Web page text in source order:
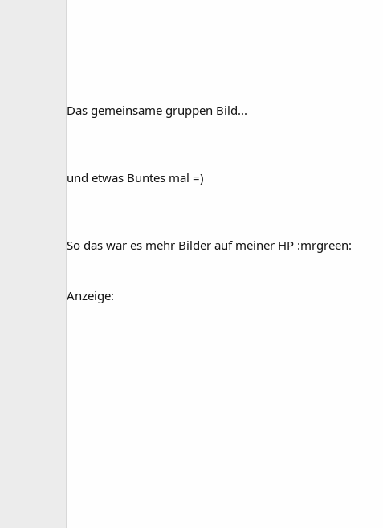
Das gemeinsame gruppen Bild...
und etwas Buntes mal =)
So das war es mehr Bilder auf meiner HP :mrgreen:
Anzeige: